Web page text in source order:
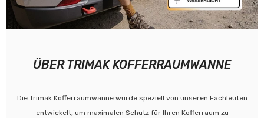
ÜBER TRIMAK KOFFERRAUMWANNE
Die Trimak Kofferraumwanne wurde speziell von unseren Fachleuten
entwickelt, um maximalen Schutz für Ihren Kofferraum zu